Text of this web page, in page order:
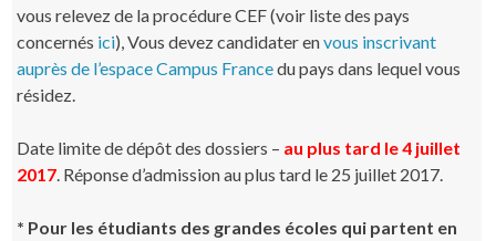
vous relevez de la procédure CEF (voir liste des pays
concernés ici), Vous devez candidater envous inscrivant
auprès de l’espace Campus Francedu pays dans lequel vous
résidez.
Date limite de dépôt des dossiers – au plus tard le 4 juillet
2017 . Réponse d’admission au plus tard le 25 juillet 2017.
* Pour les étudiants des grandes écoles qui partent en